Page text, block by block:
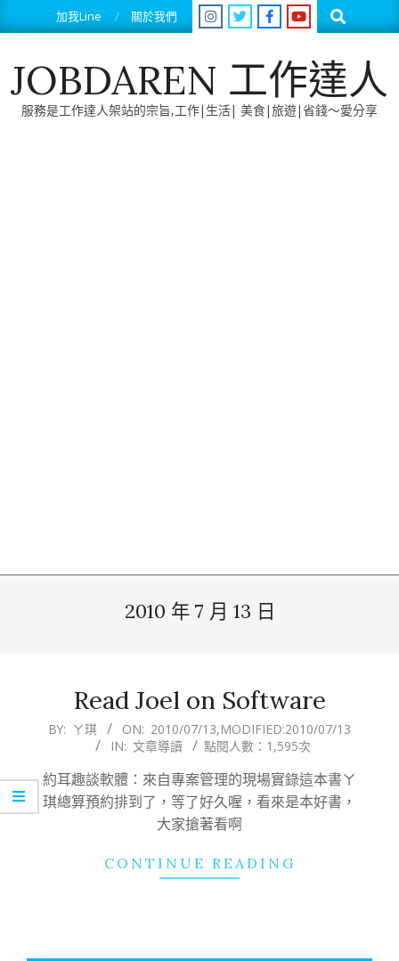
to
加我Line 關於我們 Search
JOBDAREN 工作達人
服務是工作達人架站的宗旨,工作|生活| 美食|旅遊|省錢～愛分享
2010 年 7 月 13 日
Read Joel on Software
2010-
13
BY: ㄚ琪 ON: 2010/07/13,MODIFIED:2010/07/13
IN: 文章導讀 點閱人數：1,595次
約耳趣談軟體：來自專案管理的現場實錄這本書ㄚ
琪總算預約排到了，等了好久喔，看來是本好書，
大家搶著看啊
CONTINUE READING